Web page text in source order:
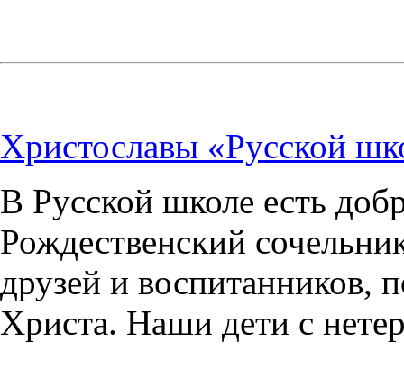
Христославы «Русской
В Русской школе есть
Рождественский
друзей и воспитанников,
Христа. Наши дети с